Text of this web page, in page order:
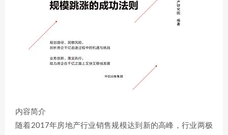
内容简介
随着2017年房地产行业销售规模达到新的高峰，行业两极